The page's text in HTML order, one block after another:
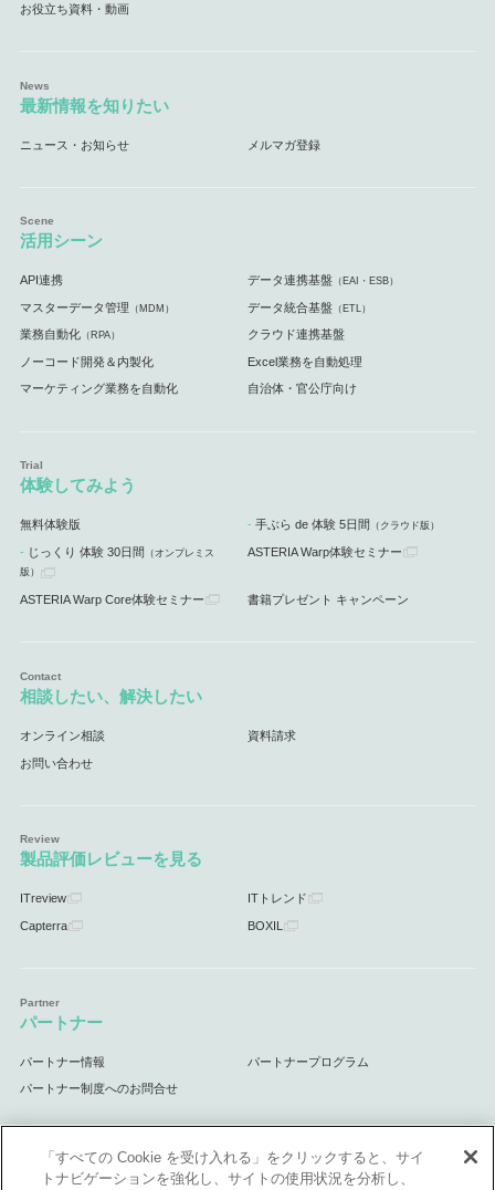
お役立ち資料・動画
最新情報を知りたい
ニュース・お知らせ メルマガ登録
活用シーン
API連携 データ連携基盤 （EAI・ESB）
マスターデータ管理 （MDM） データ統合基盤 （ETL）
業務自動化（RPA） クラウド連携基盤
ノーコード開発＆内製化 Excel業務を自動処理
マーケティング業務を自動化 自治体・官公庁向け
体験してみよう
無料体験版 手ぶら de 体験 5日間 （クラウド版）
じっくり 体験 30日間 （オンプレミス
版）
ASTERIA Warp体験セミナー
ASTERIA Warp Core体験セミナー 書籍プレゼント キャンペーン
相談したい、解決したい
オンライン相談 資料請求
お問い合わせ
製品評価レビューを見る
ITreview ITトレンド
Capterra BOXIL
パートナー
パートナー情報 パートナープログラム
パートナー制度へのお問合せ
サポート
「すべての Cookie を受け入れる」をクリックすると、サイ
トナビゲーションを強化し、サイトの使用状況を分析し、